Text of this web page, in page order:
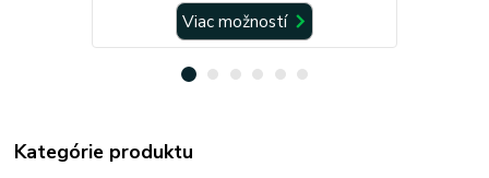
Viac možností
Kategórie produktu